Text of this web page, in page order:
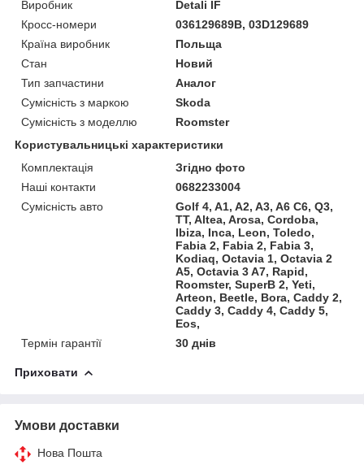
Виробник
Detali IF
Кросс-номери
036129689B, 03D129689
Країна виробник
Польща
Стан
Новий
Тип запчастини
Аналог
Сумісність з маркою
Skoda
Сумісність з моделлю
Roomster
Користувальницькі характеристики
Комплектація
Згідно фото
Наші контакти
0682233004
Сумісність авто
Golf 4, A1, A2, A3, A6 C6, Q3,
TT, Altea, Arosa, Cordoba,
Ibiza, Inca, Leon, Toledo,
Fabia 2, Fabia 2, Fabia 3,
Kodiaq, Octavia 1, Octavia 2
A5, Octavia 3 A7, Rapid,
Roomster, SuperB 2, Yeti,
Arteon, Beetle, Bora, Caddy 2,
Caddy 3, Caddy 4, Caddy 5,
Eos,
Термін гарантії
30 днів
Приховати
Умови доставки
Нова Пошта